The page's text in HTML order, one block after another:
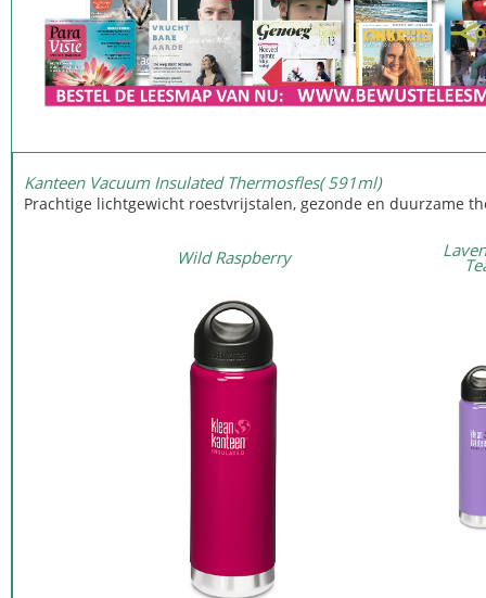
Kanteen Vacuum Insulated Thermosfles( 591ml)
Prachtige lichtgewicht roestvrijstalen, gezonde en duurzame
Wild Raspberry